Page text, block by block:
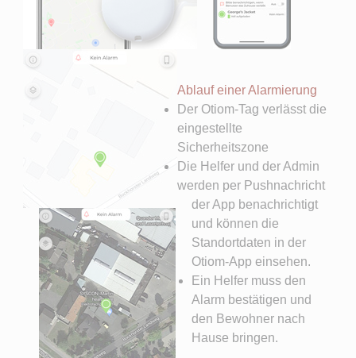
Ablauf einer Alarmierung
Der Otiom-Tag verlässt die
eingestellte
Sicherheitszone
Die Helfer und der Admin
werden per Pushnachricht
der App benachrichtigt
und können die
Standortdaten in der
Otiom-App einsehen.
Ein Helfer muss den
Alarm bestätigen und
den Bewohner nach
Hause bringen.